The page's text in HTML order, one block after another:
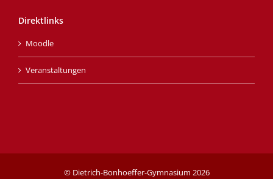
Direktlinks
Moodle
Veranstaltungen
© Dietrich-Bonhoeffer-Gymnasium 2026